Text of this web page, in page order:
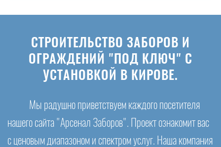
СТРОИТЕЛЬСТВО ЗАБОРОВ И
ОГРАЖДЕНИЙ "ПОД КЛЮЧ" С
УСТАНОВКОЙ В КИРОВЕ.
Мы радушно приветствуем каждого посетителя
нашего сайта "Арсенал Заборов". Проект ознакомит вас
с ценовым диапазоном и спектром услуг. Наша компания